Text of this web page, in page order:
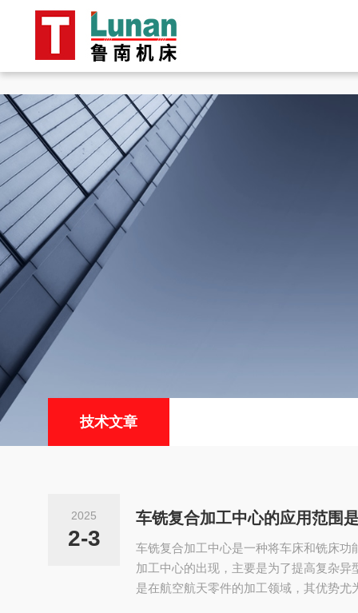
技术文章
2025
2-3
车铣复合加工中心的应用范围
车铣复合加工中心是一种将车床和铣床
加工中心的出现，主要是为了提高复杂
是在航空航天零件的加工领域，其优势